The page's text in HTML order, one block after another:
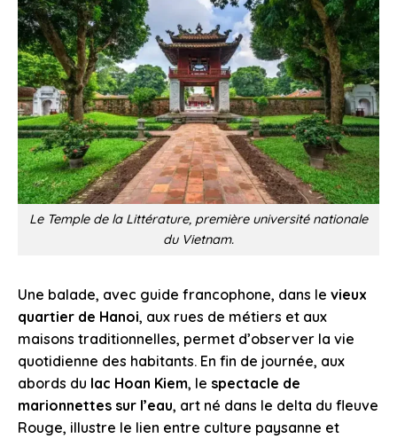
Le Temple de la Littérature, première université nationale
du Vietnam.
Une balade, avec guide francophone, dans le vieux
quartier de Hanoi, aux rues de métiers et aux
maisons traditionnelles, permet d’observer la vie
quotidienne des habitants. En fin de journée, aux
abords du lac Hoan Kiem, le spectacle de
marionnettes sur l’eau, art né dans le delta du fleuve
Rouge, illustre le lien entre culture paysanne et